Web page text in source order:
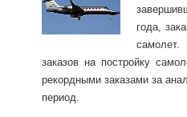
года,
самолет.
заказов на постройку
рекордными заказами за
период.